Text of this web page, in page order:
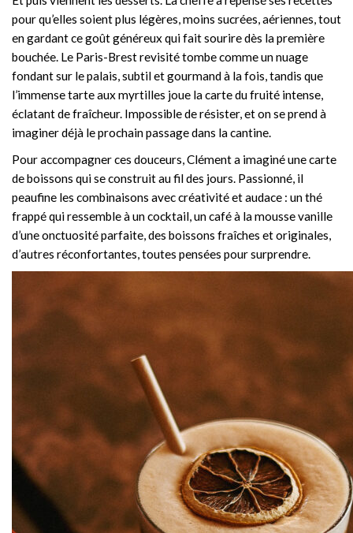
pour qu’elles soient plus légères, moins sucrées, aériennes, tout
en gardant ce goût généreux qui fait sourire dès la première
bouchée. Le Paris-Brest revisité tombe comme un nuage
fondant sur le palais, subtil et gourmand à la fois, tandis que
l’immense tarte aux myrtilles joue la carte du fruité intense,
éclatant de fraîcheur. Impossible de résister, et on se prend à
imaginer déjà le prochain passage dans la cantine.
Pour accompagner ces douceurs, Clément a imaginé une carte
de boissons qui se construit au fil des jours. Passionné, il
peaufine les combinaisons avec créativité et audace : un thé
frappé qui ressemble à un cocktail, un café à la mousse vanille
d’une onctuosité parfaite, des boissons fraîches et originales,
d’autres réconfortantes, toutes pensées pour surprendre.